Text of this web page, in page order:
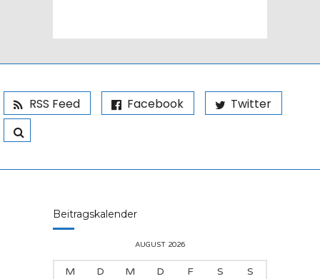
RSS Feed Facebook Twitter
Beitragskalender
AUGUST 2026
M D M D F S S